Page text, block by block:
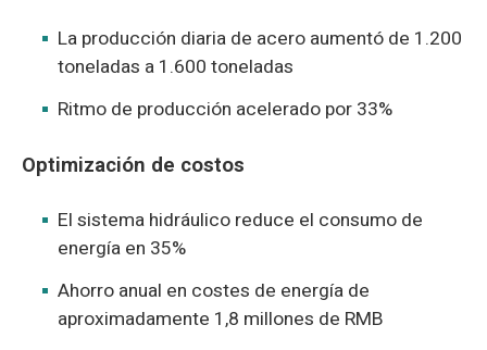
La producción diaria de acero aumentó de 1.200
toneladas a 1.600 toneladas
Ritmo de producción acelerado por 33%
Optimización de costos
El sistema hidráulico reduce el consumo de
energía en 35%
Ahorro anual en costes de energía de
aproximadamente 1,8 millones de RMB